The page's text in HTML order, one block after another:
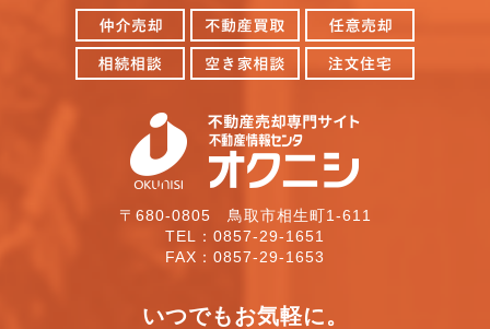
〒680-0805 鳥取市相生町1-611
TEL：0857-29-1651
FAX：0857-29-1653
いつでもお気軽に。